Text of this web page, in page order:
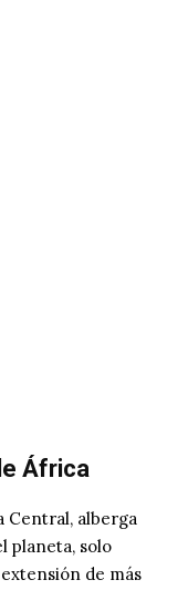
África
Central, alberga
planeta, solo
de más